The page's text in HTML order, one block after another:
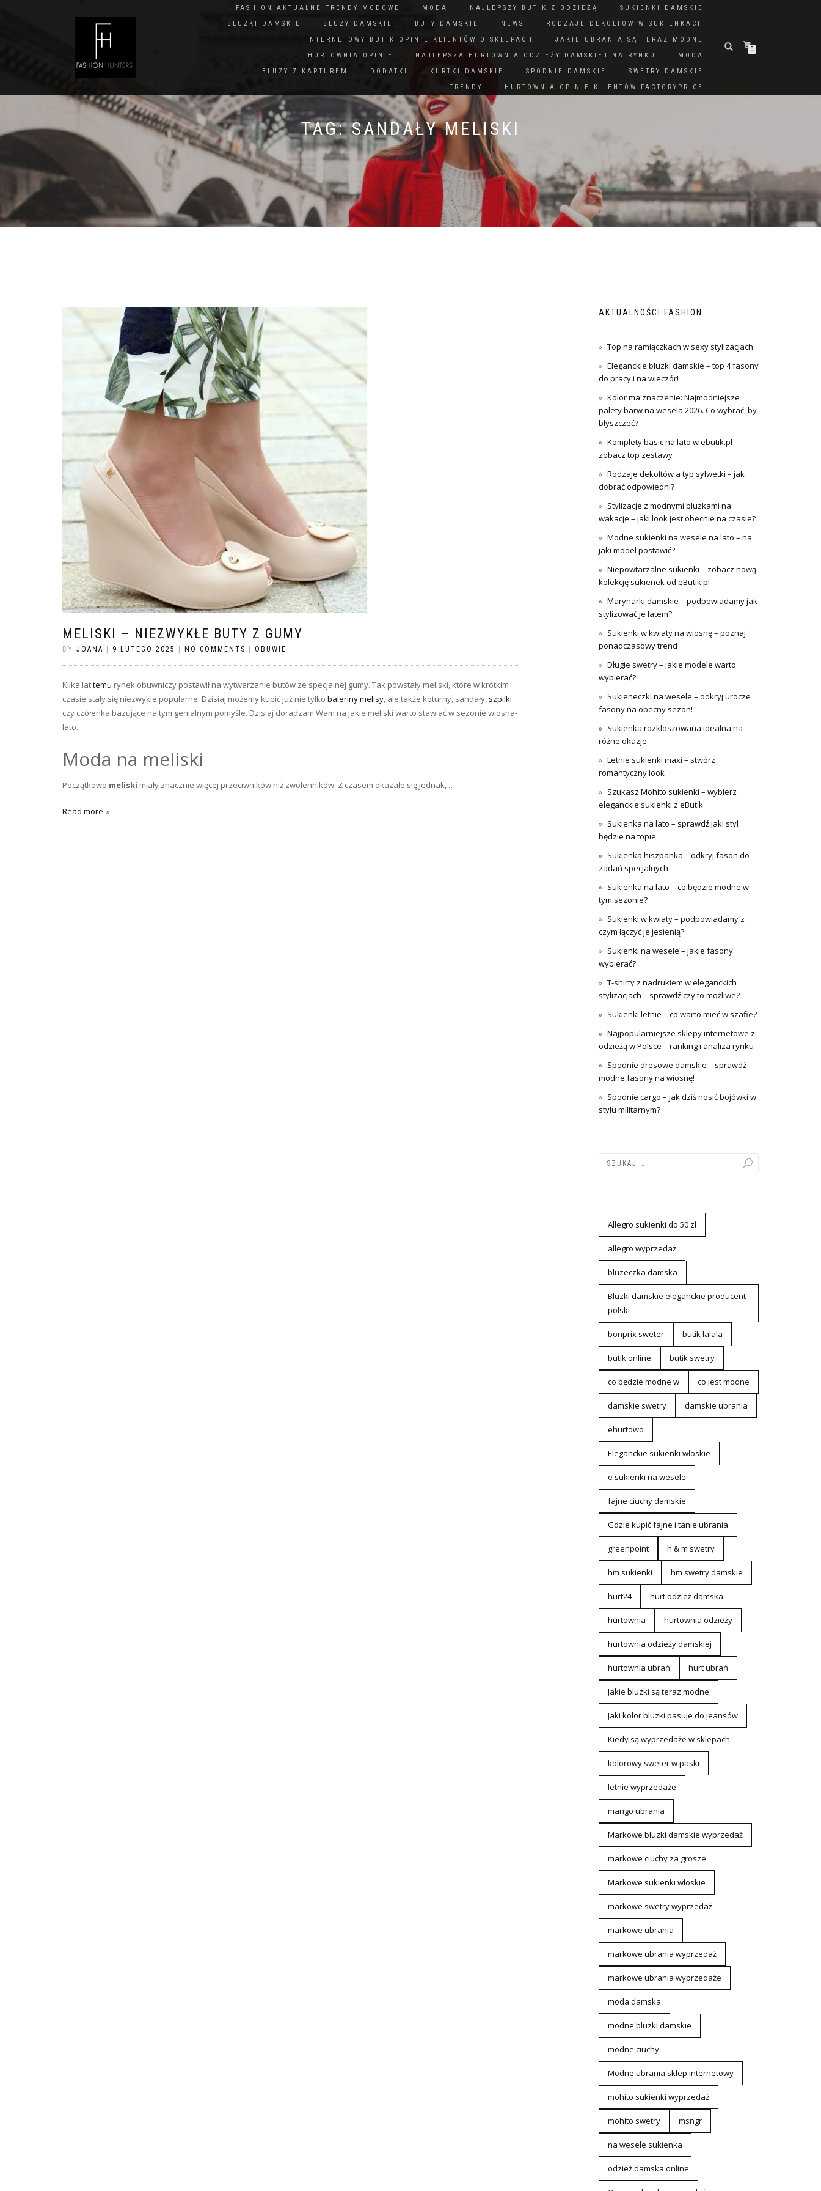
FASHION AKTUALNE TRENDY MODOWE MODA NAJLEPSZY BUTIK Z ODZIEŻĄ
SUKIENKI DAMSKIE
BLUZKI DAMSKIE
BLUZY DAMSKIE BUTY DAMSKIE NEWS
RODZAJE DEKOLTÓW W SUKIENKACH
INTERNETOWY BUTIK OPINIE KLIENTÓW O SKLEPACH
JAKIE UBRANIA SĄ TERAZ MODNE
HURTOWNIA OPINIE
NAJLEPSZA HURTOWNIA ODZIEŻY DAMSKIEJ NA RYNKU
MODA
BLUZY Z KAPTUREM
DODATKI KURTKI DAMSKIE SPODNIE DAMSKIE
SWETRY DAMSKIE
TRENDY
HURTOWNIA OPINIE KLIENTÓW FACTORYPRICE
0
TAG:SANDAŁY MELISKI
MELISKI – NIEZWYKŁE BUTY Z GUMY
BY JOANA 9 LUTEGO 2025 NO COMMENTS OBUWIE
Kilka lattemu rynek obuwniczy postawił na wytwarzanie butów ze specjalnej gumy. Tak powstały meliski, które w krótkim
czasie stały się niezwykle popularne. Dzisiaj możemy kupić już nie tylko baleriny melisy, ale także koturny, sandały, szpilki
czy czółenka bazujące na tym genialnym pomyśle. Dzisiaj doradzam Wam na jakie meliski warto stawiać w sezonie wiosna-
lato.
Moda na meliski
Początkowo meliski miały znacznie więcej przeciwników niż zwolenników. Z czasem okazało się jednak, …
Read more
AKTUALNOŚCI FASHION
Top na ramiączkach w sexy stylizacjach
Eleganckie bluzki damskie – top 4 fasony
do pracy i na wieczór!
Kolor ma znaczenie: Najmodniejsze
palety barw na wesela 2026. Co wybrać, by
błyszczeć?
Komplety basic na lato w ebutik.pl –
zobacz top zestawy
Rodzaje dekoltów a typ sylwetki – jak
dobrać odpowiedni?
Stylizacje z modnymi bluzkami na
wakacje – jaki look jest obecnie na czasie?
Modne sukienki na wesele na lato – na
jaki model postawić?
Niepowtarzalne sukienki – zobacz nową
kolekcję sukienek od eButik.pl
Marynarki damskie – podpowiadamy jak
stylizować je latem?
Sukienki w kwiaty na wiosnę – poznaj
ponadczasowy trend
Długie swetry – jakie modele warto
wybierać?
Sukieneczki na wesele – odkryj urocze
fasony na obecny sezon!
Sukienka rozkloszowana idealna na
różne okazje
Letnie sukienki maxi – stwórz
romantyczny look
Szukasz Mohito sukienki – wybierz
eleganckie sukienki z eButik
Sukienka na lato – sprawdź jaki styl
będzie na topie
Sukienka hiszpanka – odkryj fason do
zadań specjalnych
Sukienka na lato – co będzie modne w
tym sezonie?
Sukienki w kwiaty – podpowiadamy z
czym łączyć je jesienią?
Sukienki na wesele – jakie fasony
wybierać?
T-shirty z nadrukiem w eleganckich
stylizacjach – sprawdź czy to możliwe?
Sukienki letnie – co warto mieć w szafie?
Najpopularniejsze sklepy internetowe z
odzieżą w Polsce – ranking i analiza rynku
Spodnie dresowe damskie – sprawdź
modne fasony na wiosnę!
Spodnie cargo – jak dziś nosić bojówki w
stylu militarnym?
Allegro sukienki do 50 zł
allegro wyprzedaż
bluzeczka damska
Bluzki damskie eleganckie producent
polski
bonprix sweter butik lalala
butik online butik swetry
co będzie modne w co jest modne
damskie swetry damskie ubrania
ehurtowo
Eleganckie sukienki włoskie
e sukienki na wesele
fajne ciuchy damskie
Gdzie kupić fajne i tanie ubrania
greenpoint h & m swetry
hm sukienki hm swetry damskie
hurt24 hurt odzież damska
hurtownia hurtownia odzieży
hurtownia odzieży damskiej
hurtownia ubrań hurt ubrań
Jakie bluzki są teraz modne
Jaki kolor bluzki pasuje do jeansów
Kiedy są wyprzedaże w sklepach
kolorowy sweter w paski
letnie wyprzedaże
mango ubrania
Markowe bluzki damskie wyprzedaż
markowe ciuchy za grosze
Markowe sukienki włoskie
markowe swetry wyprzedaż
markowe ubrania
markowe ubrania wyprzedaż
markowe ubrania wyprzedaże
moda damska
modne bluzki damskie
modne ciuchy
Modne ubrania sklep internetowy
mohito sukienki wyprzedaż
mohito swetry msngr
na wesele sukienka
odzież damska online